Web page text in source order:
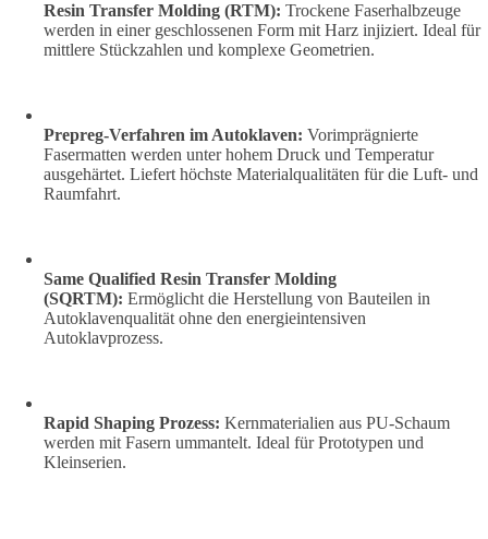
Resin Transfer Molding (RTM): Trockene Faserhalbzeuge
werden in einer geschlossenen Form mit Harz injiziert. Ideal für
mittlere Stückzahlen und komplexe Geometrien.
Prepreg-Verfahren im Autoklaven: Vorimprägnierte
Fasermatten werden unter hohem Druck und Temperatur
ausgehärtet. Liefert höchste Materialqualitäten für die Luft- und
Raumfahrt.
Same Qualified Resin Transfer Molding
(SQRTM): Ermöglicht die Herstellung von Bauteilen in
Autoklavenqualität ohne den energieintensiven
Autoklavprozess.
Rapid Shaping Prozess: Kernmaterialien aus PU-Schaum
werden mit Fasern ummantelt. Ideal für Prototypen und
Kleinserien.